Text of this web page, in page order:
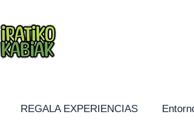
REGALA EXPERIENCIAS